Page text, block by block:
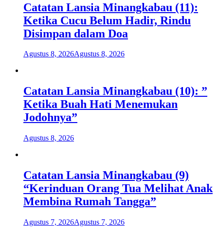
Catatan Lansia Minangkabau (11):
Ketika Cucu Belum Hadir, Rindu
Disimpan dalam Doa
Agustus 8, 2026Agustus 8, 2026
Catatan Lansia Minangkabau (10): ”
Ketika Buah Hati Menemukan
Jodohnya”
Agustus 8, 2026
Catatan Lansia Minangkabau (9)
“Kerinduan Orang Tua Melihat Anak
Membina Rumah Tangga”
Agustus 7, 2026Agustus 7, 2026